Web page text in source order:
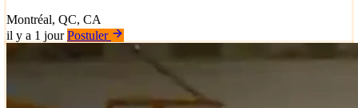
Montréal, QC, CA
il y a 1 jour Postuler